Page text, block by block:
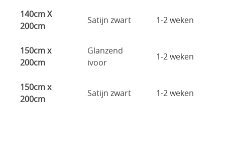
140cm X
200cm
Satijn zwart 1-2 weken
150cm x
200cm
Glanzend
ivoor
1-2 weken
150cm x
200cm
Satijn zwart 1-2 weken